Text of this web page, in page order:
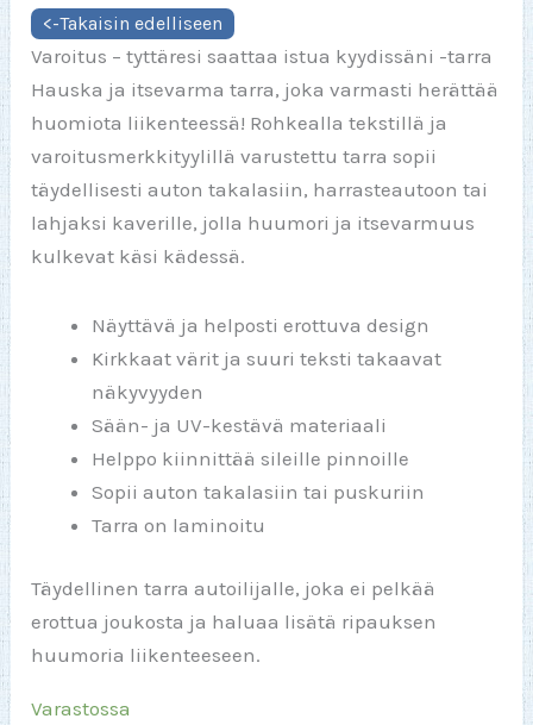
Varoitus – tyttäresi saattaa istua kyydissäni -tarra
Hauska ja itsevarma tarra, joka varmasti herättää
huomiota liikenteessä! Rohkealla tekstillä ja
varoitusmerkkityylillä varustettu tarra sopii
täydellisesti auton takalasiin, harrasteautoon tai
lahjaksi kaverille, jolla huumori ja itsevarmuus
kulkevat käsi kädessä.
Näyttävä ja helposti erottuva design
Kirkkaat värit ja suuri teksti takaavat
näkyvyyden
Sään- ja UV-kestävä materiaali
Helppo kiinnittää sileille pinnoille
Sopii auton takalasiin tai puskuriin
Tarra on laminoitu
Täydellinen tarra autoilijalle, joka ei pelkää
erottua joukosta ja haluaa lisätä ripauksen
huumoria liikenteeseen.
Varastossa